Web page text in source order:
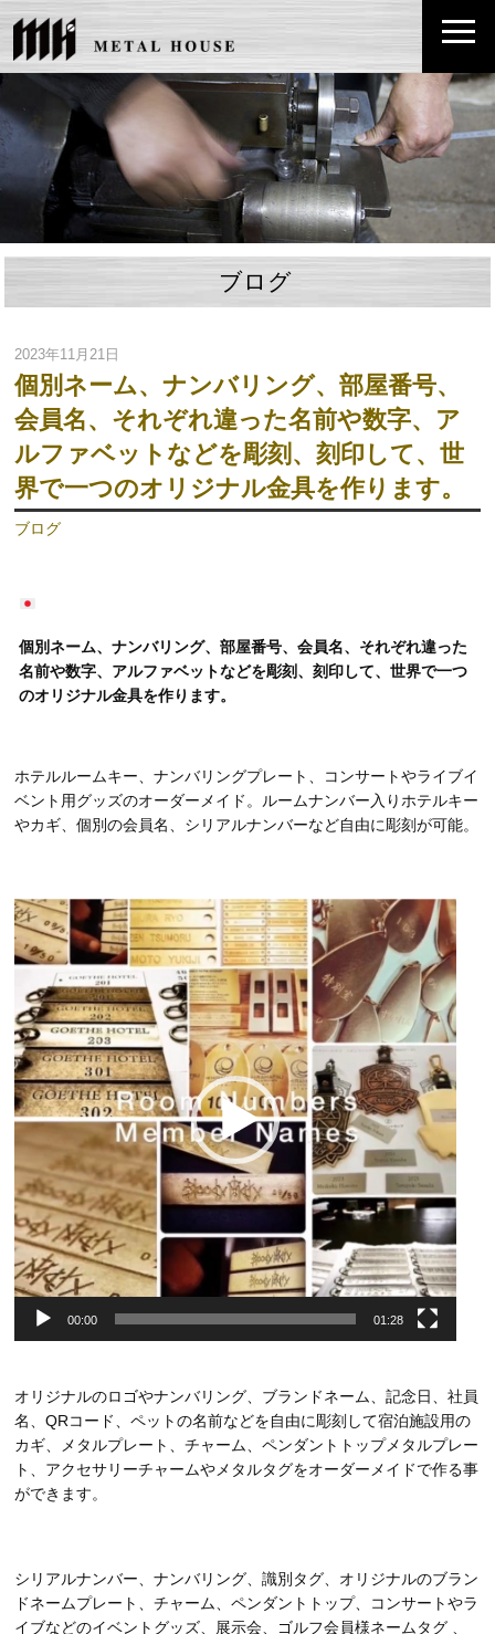
ブログ
2023年11月21日
個別ネーム、ナンバリング、部屋番号、
会員名、それぞれ違った名前や数字、ア
ルファベットなどを彫刻、刻印して、世
界で一つのオリジナル金具を作ります。
ブログ
個別ネーム、ナンバリング、部屋番号、会員名、それぞれ違った
名前や数字、アルファベットなどを彫刻、刻印して、世界で一つ
のオリジナル金具を作ります。
ホテルルームキー、ナンバリングプレート、コンサートやライブイ
ベント用グッズのオーダーメイド。ルームナンバー入りホテルキー
やカギ、個別の会員名、シリアルナンバーなど自由に彫刻が可能。
動
画
プ
ー
ヤ
ー
00:00 01:28
オリジナルのロゴやナンバリング、ブランドネーム、記念日、社員
名、QRコード、ペットの名前などを自由に彫刻して宿泊施設用の
カギ、メタルプレート、チャーム、ペンダントトップメタルプレー
ト、アクセサリーチャームやメタルタグをオーダーメイドで作る事
ができます。
シリアルナンバー、ナンバリング、識別タグ、オリジナルのブラン
ドネームプレート、チャーム、ペンダントトップ、コンサートやラ
イブなどのイベントグッズ、展示会、ゴルフ会員様ネームタグ 、